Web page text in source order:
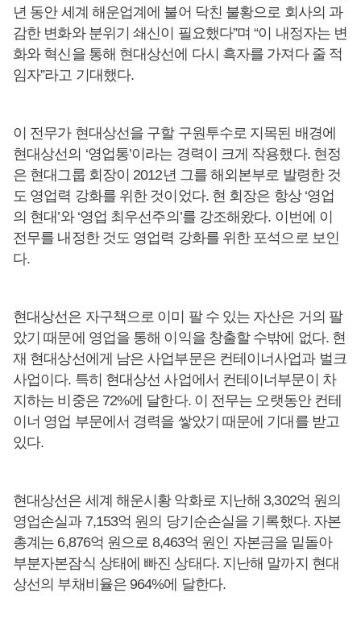
년 동안 세계 해운업계에 불어 닥친 불황으로 회사의 과
감한 변화와 분위기 쇄신이 필요했다”며 “이 내정자는 변
화와 혁신을 통해 현대상선에 다시 흑자를 가져다 줄 적
임자”라고 기대했다.
이 전무가 현대상선을 구할 구원투수로 지목된 배경에
현대상선의 ‘영업통’이라는 경력이 크게 작용했다. 현정
은 현대그룹 회장이 2012년 그를 해외본부로 발령한 것
도 영업력 강화를 위한 것이었다. 현 회장은 항상 ‘영업
의 현대’와 ‘영업 최우선주의’를 강조해왔다. 이번에 이
전무를 내정한 것도 영업력 강화를 위한 포석으로 보인
다.
현대상선은 자구책으로 이미 팔 수 있는 자산은 거의 팔
았기 때문에 영업을 통해 이익을 창출할 수밖에 없다. 현
재 현대상선에게 남은 사업부문은 컨테이너사업과 벌크
사업이다. 특히 현대상선 사업에서 컨테이너부문이 차
지하는 비중은 72%에 달한다. 이 전무는 오랫동안 컨테
이너 영업 부문에서 경력을 쌓았기 때문에 기대를 받고
있다.
현대상선은 세계 해운시황 악화로 지난해 3,302억 원의
영업손실과 7,153억 원의 당기순손실을 기록했다. 자본
총계는 6,876억 원으로 8,463억 원인 자본금을 밑돌아
부분자본잠식 상태에 빠진 상태다. 지난해 말까지 현대
상선의 부채비율은 964%에 달한다.